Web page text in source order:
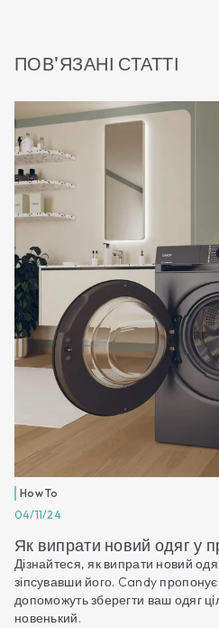
ПОВ'ЯЗАНІ СТАТТІ
How To
04/11/24
Як випрати новий одяг у
Дізнайтеся, як випрати новий
зіпсувавши його. Candy пропонує
допоможуть зберегти ваш одяг
новенький.